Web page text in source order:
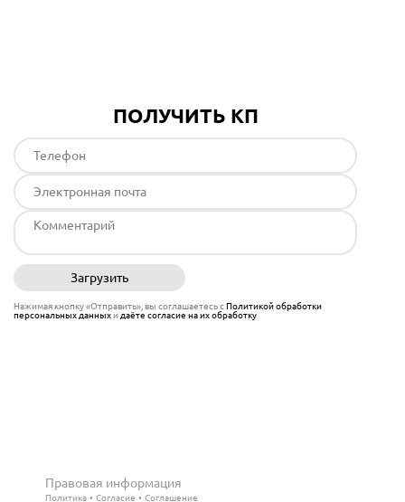
ПОЛУЧИТЬ КП
Загрузить
Нажимая кнопку «Отправить», вы соглашаетесь сПолитикой обработки
персональных данныхи даёте согласие на их обработку
Правовая информация
Политика Согласие Соглашение